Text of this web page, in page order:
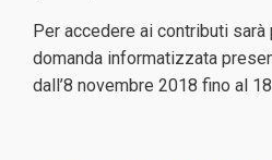
Per accedere ai contributi
domanda informatizzata
dall’8 novembre 2018 fino al